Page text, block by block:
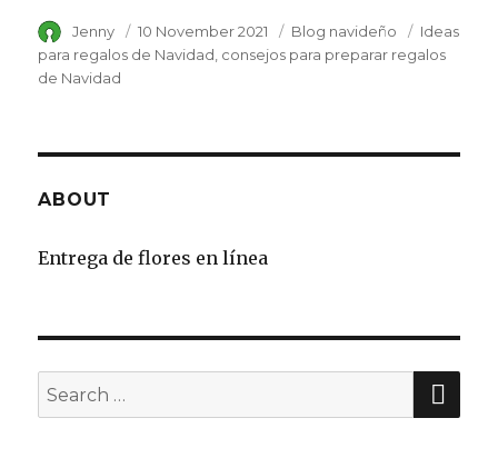
Author
Jenny
Posted
on
10 November 2021 Category
Blog navideño Tags
Ideas
para regalos de Navidad consejos para preparar regalos
de Navidad
ABOUT
Entrega de flores en línea
Search
for: